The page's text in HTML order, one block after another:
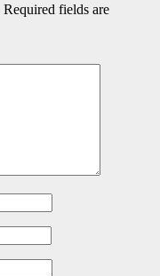
Required fields are